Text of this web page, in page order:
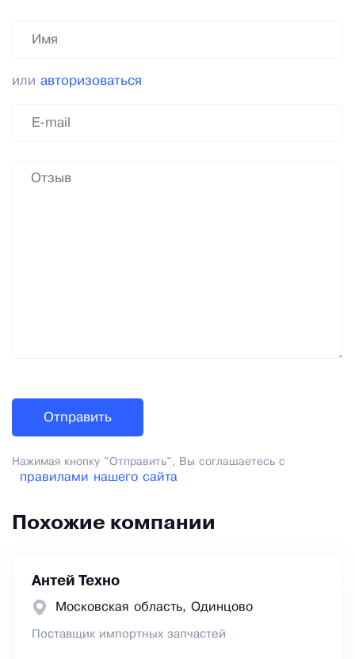
или авторизоваться
Нажимая кнопку "Отправить", Вы соглашаетесь с
правилами нашего сайта
Похожие компании
Антей Техно
Московская область, Одинцово
Поставщик импортных запчастей